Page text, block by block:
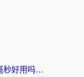
海外党必看：Quickback和六毫秒好用吗？3步选对回国加速器，无缝刷国内剧玩游戏